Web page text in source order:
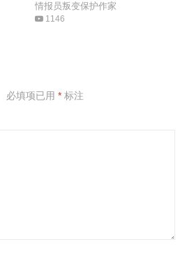
情报员叛变保护作家
1146
必填项已用 *标注